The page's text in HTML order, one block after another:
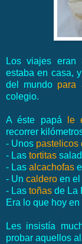
Los viajes eran
estaba en casa,
del mundo para
colegio.
A éste papá le
recorrer
- Unos pastelicos
- Las tortitas
- Las alcachofas
- Un caldero en el
- Las toñas de La
Era lo que hoy
Les insistía
probar aquellos